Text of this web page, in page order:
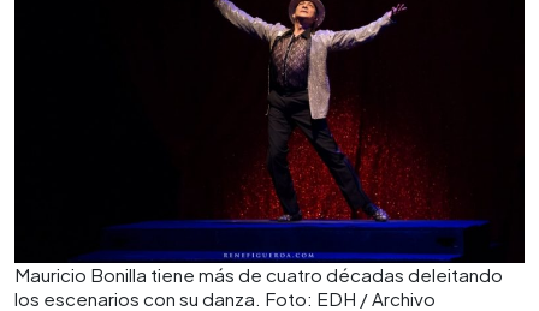
Mauricio Bonilla tiene más de cuatro décadas deleitando
los escenarios con su danza. Foto: EDH / Archivo